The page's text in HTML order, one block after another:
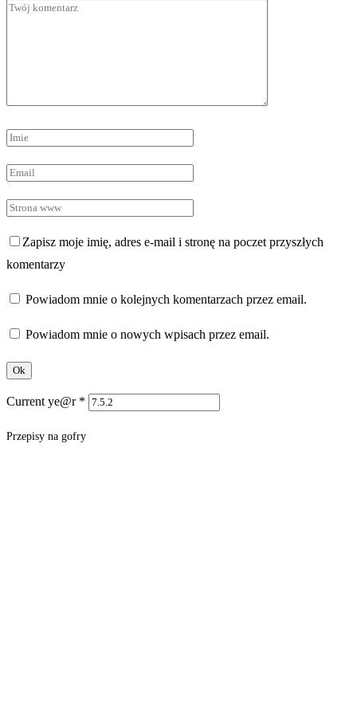
Zapisz moje imię, adres e-mail i stronę na poczet przyszłych
komentarzy
Powiadom mnie o kolejnych komentarzach przez email.
Powiadom mnie o nowych wpisach przez email.
Current ye@r *
Przepisy na gofry